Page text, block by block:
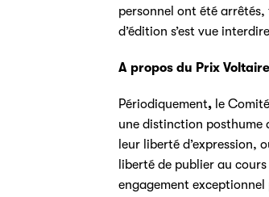
personnel ont été
d’édition s’est vue
A propos du Prix
Périodiquement, le
une distinction posthume
leur liberté d’expression,
liberté de publier au
engagement exceptionnel